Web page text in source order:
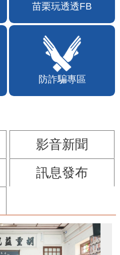
苗栗玩透透FB
防詐騙專區
影音新聞
訊息發布